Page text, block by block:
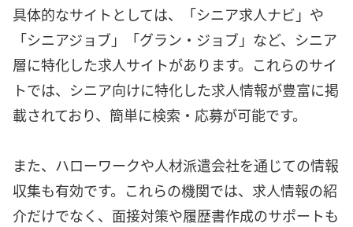
具体的なサイトとしては、「シニア求人ナビ」や
「シニアジョブ」「グラン・ジョブ」など、シニア
層に特化した求人サイトがあります。これらのサイ
トでは、シニア向けに特化した求人情報が豊富に掲
載されており、簡単に検索・応募が可能です。
また、ハローワークや人材派遣会社を通じての情報
収集も有効です。これらの機関では、求人情報の紹
介だけでなく、面接対策や履歴書作成のサポートも